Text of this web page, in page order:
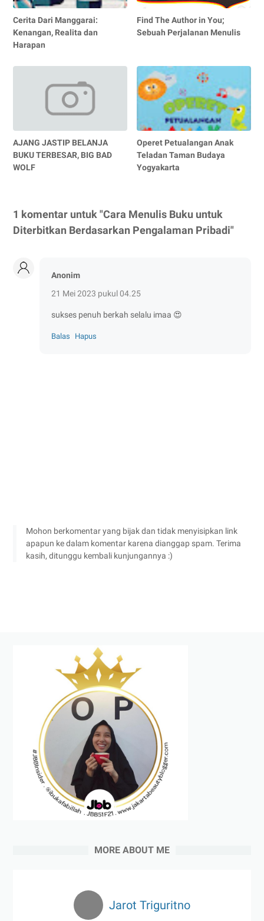
Cerita Dari Manggarai:
Kenangan, Realita dan
Harapan
Find The Author in You;
Sebuah Perjalanan Menulis
AJANG JASTIP BELANJA
BUKU TERBESAR, BIG BAD
WOLF
Operet Petualangan Anak
Teladan Taman Budaya
Yogyakarta
1 komentar untuk "Cara Menulis Buku untuk
Diterbitkan Berdasarkan Pengalaman Pribadi"
Anonim
21 Mei 2023 pukul 04.25
sukses penuh berkah selalu imaa 😍
Balas Hapus
Mohon berkomentar yang bijak dan tidak menyisipkan link
apapun ke dalam komentar karena dianggap spam. Terima
kasih, ditunggu kembali kunjungannya :)
MORE ABOUT ME
Jarot Triguritno